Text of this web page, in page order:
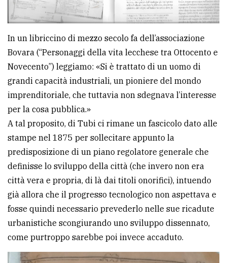
In un libriccino di mezzo secolo fa dell’associazione
Bovara (“Personaggi della vita lecchese tra Ottocento e
Novecento”) leggiamo: «Si è trattato di un uomo di
grandi capacità industriali, un pioniere del mondo
imprenditoriale, che tuttavia non sdegnava l’interesse
per la cosa pubblica.»
A tal proposito, di Tubi ci rimane un fascicolo dato alle
stampe nel 1875 per sollecitare appunto la
predisposizione di un piano regolatore generale che
definisse lo sviluppo della città (che invero non era
città vera e propria, di là dai titoli onorifici), intuendo
già allora che il progresso tecnologico non aspettava e
fosse quindi necessario prevederlo nelle sue ricadute
urbanistiche scongiurando uno sviluppo dissennato,
come purtroppo sarebbe poi invece accaduto.